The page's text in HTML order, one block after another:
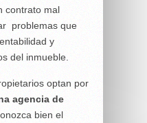
contrato mal
problemas que
y
del inmueble.
optan por
agencia de
bien el